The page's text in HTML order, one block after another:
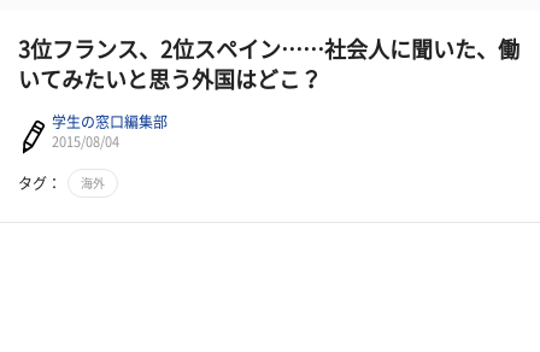
3位フランス、2位スペイン……社会人に聞いた、働
いてみたいと思う外国はどこ？
学生の窓口編集部
2015/08/04
タグ： 海外